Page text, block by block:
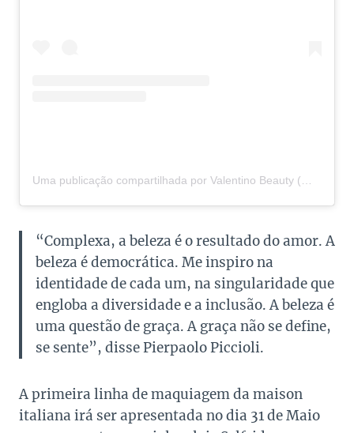
“Complexa, a beleza é o resultado do amor. A
beleza é democrática. Me inspiro na
identidade de cada um, na singularidade que
engloba a diversidade e a inclusão. A beleza é
uma questão de graça. A graça não se define,
se sente”, disse Pierpaolo Piccioli.
A primeira linha de maquiagem da maison
italiana irá ser apresentada no dia 31 de Maio